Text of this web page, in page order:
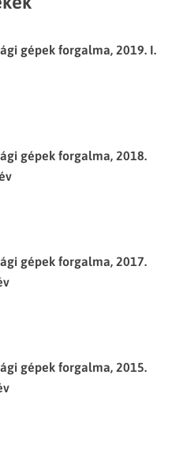
gépek forgalma, 2019. I.
gépek forgalma, 2018.
gépek forgalma, 2017.
gépek forgalma, 2015.